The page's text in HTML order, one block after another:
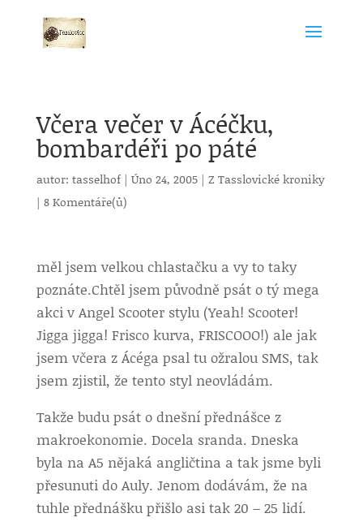
Včera večer v Ácéčku,
bombardéři po páté
autor: tasselhof| Úno 24, 2005| Z Tasslovické kroniky
| 8 Komentáře(ů)
měl jsem velkou chlastačku a vy to taky
poznáte.Chtěl jsem původně psát o tý mega
akci v Angel Scooter stylu (Yeah! Scooter!
Jigga jigga! Frisco kurva, FRISCOOO!) ale jak
jsem včera z Ácéga psal tu ožralou SMS, tak
jsem zjistil, že tento styl neovládám.
Takže budu psát o dnešní přednášce z
makroekonomie. Docela sranda. Dneska
byla na A5 nějaká angličtina a tak jsme byli
přesunuti do Auly. Jenom dodávám, že na
tuhle přednášku přišlo asi tak 20 – 25 lidí.